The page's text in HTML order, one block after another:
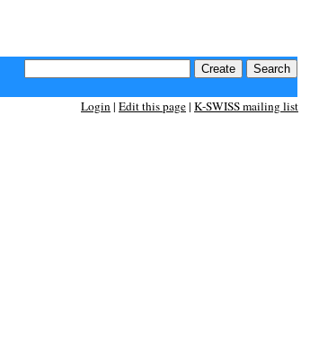
Login| Edit this page| K-SWISS mailing list